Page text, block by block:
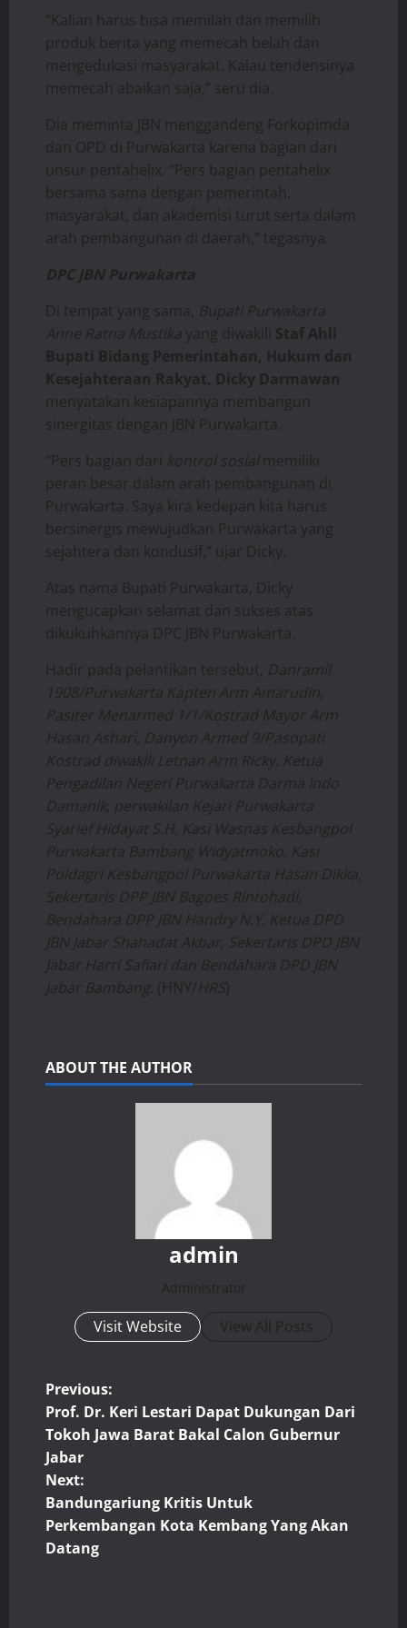
“Kalian harus bisa memilah dan memilih
produk berita yang memecah belah dan
mengedukasi masyarakat. Kalau tendensinya
memecah abaikan saja,” seru dia.
Dia meminta JBN menggandeng Forkopimda
dan OPD di Purwakarta karena bagian dari
unsur pentahelix. “Pers bagian pentahelix
bersama sama dengan pemerintah,
masyarakat, dan akademisi turut serta dalam
arah pembangunan di daerah,” tegasnya.
DPC JBN Purwakarta
Di tempat yang sama, Bupati Purwakarta
Anne Ratna Mustika yang diwakili Staf Ahli
Bupati Bidang Pemerintahan, Hukum dan
Kesejahteraan Rakyat, Dicky Darmawan
menyatakan kesiapannya membangun
sinergitas dengan JBN Purwakarta.
“Pers bagian dari kontrol sosialmemiliki
peran besar dalam arah pembangunan di
Purwakarta. Saya kira kedepan kita harus
bersinergis mewujudkan Purwakarta yang
sejahtera dan kondusif,” ujar Dicky.
Atas nama Bupati Purwakarta, Dicky
mengucapkan selamat dan sukses atas
dikukuhkannya DPC JBN Purwakarta.
Hadir pada pelantikan tersebut, Danramil
1908/Purwakarta Kapten Arm Amarudin,
Pasiter Menarmed 1/1/Kostrad Mayor Arm
Hasan Ashari, Danyon Armed 9/Pasopati
Kostrad diwakili Letnan Arm Ricky, Ketua
Pengadilan Negeri Purwakarta Darma Indo
Damanik, perwakilan Kejari Purwakarta
Syarief Hidayat S.H, Kasi Wasnas Kesbangpol
Purwakarta Bambang Widyatmoko, Kasi
Poldagri Kesbangpol Purwakarta Hasan Dikka,
Sekertaris DPP JBN Bagoes Rintohadi,
Bendahara DPP JBN Handry N.Y, Ketua DPD
JBN Jabar Shahadat Akbar, Sekertaris DPD JBN
Jabar Harri Safiari dan Bendahara DPD JBN
Jabar Bambang. (HNY/HRS)
ABOUT THE AUTHOR
admin
Administrator
Visit Website View All Posts
P
o
s
t
n
Previous:
Prof. Dr. Keri Lestari Dapat Dukungan Dari
Tokoh Jawa Barat Bakal Calon Gubernur
Jabar
Next:
Bandungariung Kritis Untuk
Perkembangan Kota Kembang Yang Akan
Datang